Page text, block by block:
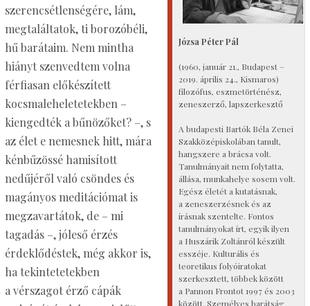
Józsa Péter Pál
(1960, január 21., Budapest –
2019. április 24., Kismaros)
filozófus, eszmetörténész,
zeneszerző, lapszerkesztő
A budapesti Bartók Béla Zenei
Szakközépiskolában tanult,
hangszere a brácsa volt.
Tanulmányait nem folytatta,
állása, munkahelye sosem volt.
Egész életét a kutatásnak,
a zeneszerzésnek és az
írásnak szentelte. Fontos
tanulmányokat írt, egyik ilyen
a Huszárik Zoltánról készült
esszéje. Kulturális és
teoretikus folyóiratokat
szerkesztett, többek között
a Pannon Frontot 1997 és 2003
között. Személyes barátság
szerencsétlenségére, lám,
megtaláltatok, ti borozóbéli,
hű barátaim. Nem mintha
hiányt szenvedtem volna
férfiasan előkészített
kocsmaleheletetekben –
kiengedték a bűnözőket? –, s
az élet e nemesnek hitt, mára
kénbűzössé hamisított
nedűjéről való csöndes és
magányos meditációmat is
megzavartátok, de – mi
tagadás –, jóleső érzés
érdeklődéstek, még akkor is,
ha tekintetetekben
a vérszagot érző cápák